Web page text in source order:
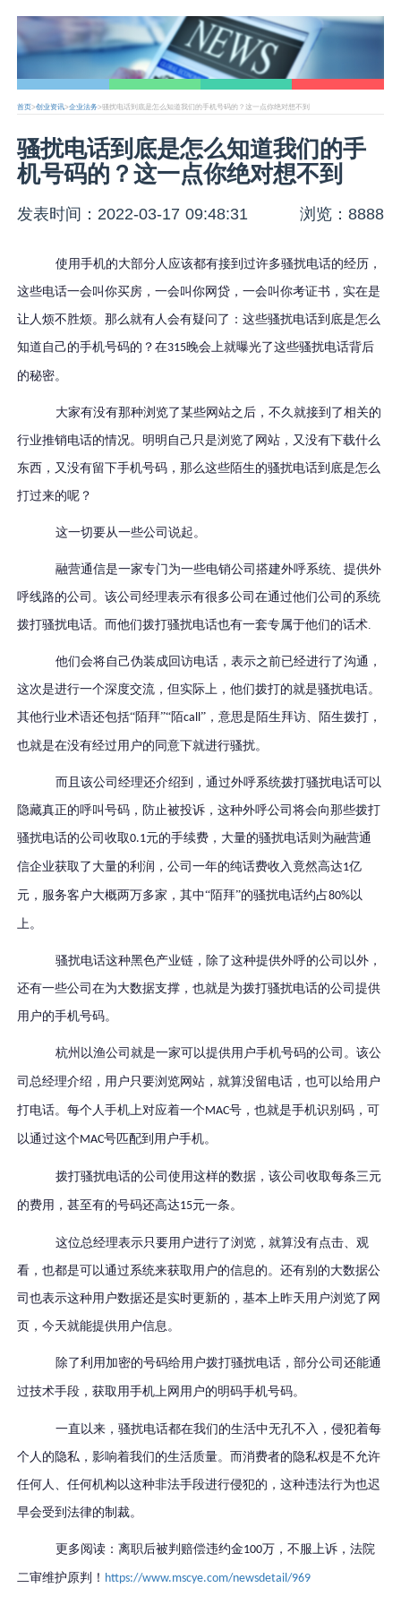
首页>创业资讯>企业法务>骚扰电话到底是怎么知道我们的手机号码的？这一点你绝对想不到
骚扰电话到底是怎么知道我们的手
机号码的？这一点你绝对想不到
发表时间：2022-03-17 09:48:31 浏览：8888
使用手机的大部分人应该都有接到过许多骚扰电话的经历，
这些电话一会叫你买房，一会叫你网贷，一会叫你考证书，实在是
让人烦不胜烦。那么就有人会有疑问了：这些骚扰电话到底是怎么
知道自己的手机号码的？在315晚会上就曝光了这些骚扰电话背后
的秘密。
大家有没有那种浏览了某些网站之后，不久就接到了相关的
行业推销电话的情况。明明自己只是浏览了网站，又没有下载什么
东西，又没有留下手机号码，那么这些陌生的骚扰电话到底是怎么
打过来的呢？
这一切要从一些公司说起。
融营通信是一家专门为一些电销公司搭建外呼系统、提供外
呼线路的公司。该公司经理表示有很多公司在通过他们公司的系统
拨打骚扰电话。而他们拨打骚扰电话也有一套专属于他们的话术.
他们会将自己伪装成回访电话，表示之前已经进行了沟通，
这次是进行一个深度交流，但实际上，他们拨打的就是骚扰电话。
其他行业术语还包括“陌拜”“陌call”，意思是陌生拜访、陌生拨打，
也就是在没有经过用户的同意下就进行骚扰。
而且该公司经理还介绍到，通过外呼系统拨打骚扰电话可以
隐藏真正的呼叫号码，防止被投诉，这种外呼公司将会向那些拨打
骚扰电话的公司收取0.1元的手续费，大量的骚扰电话则为融营通
信企业获取了大量的利润，公司一年的纯话费收入竟然高达1亿
元，服务客户大概两万多家，其中“陌拜”的骚扰电话约占80%以
上。
骚扰电话这种黑色产业链，除了这种提供外呼的公司以外，
还有一些公司在为大数据支撑，也就是为拨打骚扰电话的公司提供
用户的手机号码。
杭州以渔公司就是一家可以提供用户手机号码的公司。该公
司总经理介绍，用户只要浏览网站，就算没留电话，也可以给用户
打电话。每个人手机上对应着一个MAC号 ，也就是手机识别码 ，可
以通过这个MAC号匹配到用户手机。
拨打骚扰电话的公司使用这样的数据，该公司收取每条三元
的费用 ，甚至有的号码还高达15元一条。
这位总经理表示只要用户进行了浏览，就算没有点击、观
看，也都是可以通过系统来获取用户的信息的。还有别的大数据公
司也表示这种用户数据还是实时更新的，基本上昨天用户浏览了网
页，今天就能提供用户信息。
除了利用加密的号码给用户拨打骚扰电话，部分公司还能通
过技术手段，获取用手机上网用户的明码手机号码。
一直以来，骚扰电话都在我们的生活中无孔不入，侵犯着每
个人的隐私，影响着我们的生活质量。而消费者的隐私权是不允许
任何人、任何机构以这种非法手段进行侵犯的，这种违法行为也迟
早会受到法律的制裁。
更多阅读：离职后被判赔偿违约金100万，不服上诉，法院
二审维护原判！ https://www.mscye.com/newsdetail/969